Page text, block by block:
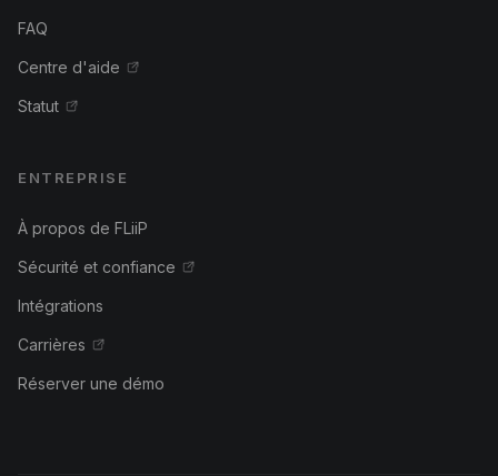
FAQ
Centre d'aide
Statut
ENTREPRISE
À propos de FLiiP
Sécurité et confiance
Intégrations
Carrières
Réserver une démo